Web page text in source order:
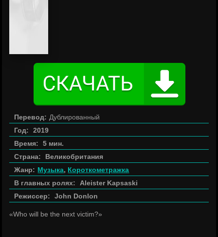
Перевод: Дублированный
Год:
2019
Время:
5 мин.
Страна:
Великобритания
Жанр: Музыка, Короткометражка
В главных ролях:
Aleister Kapsaski
Режиссер:
John Donlon
«Who will be the next victim?»